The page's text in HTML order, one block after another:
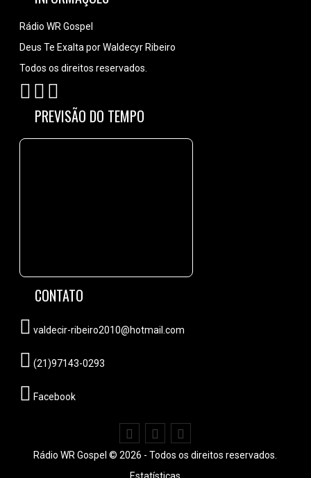
Rádio WR Gospel
Deus Te Exalta por Waldecyr Ribeiro
Todos os direitos reservados.
PREVISÃO DO TEMPO
CONTATO
valdecir-ribeiro2010@hotmail.com
(21)97143-0293
Facebook
Rádio WR Gospel © 2026 - Todos os direitos reservados.